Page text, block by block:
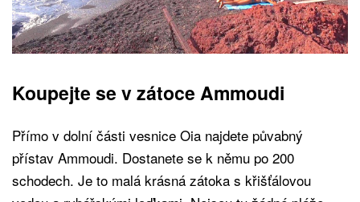
Koupejte se v zátoce Ammoudi
Přímo v dolní části vesnice Oia najdete půvabný
přístav Ammoudi. Dostanete se k němu po 200
schodech. Je to malá krásná zátoka s křišťálovou